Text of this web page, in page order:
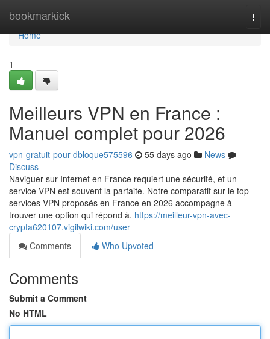
bookmarkick
Home
Home
1
Meilleurs VPN en France :
Manuel complet pour 2026
vpn-gratuit-pour-dbloque575596 55 days ago
News
Discuss
Naviguer sur Internet en France requiert une sécurité, et un
service VPN est souvent la parfaite. Notre comparatif sur le top
services VPN proposés en France en 2026 accompagne à
trouver une option qui répond à. https://meilleur-vpn-avec-
crypta620107.vigilwiki.com/user
Comments
Who Upvoted
Comments
Submit a Comment
No HTML